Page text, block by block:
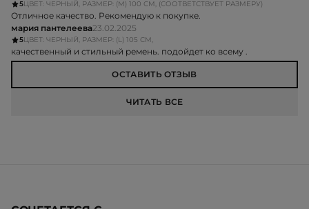
5ЦВЕТ: ЧЕРНЫЙ, РАЗМЕР: (M) 100 СМ, (СООТВЕТСТВУЕТ РАЗМЕРУ)
Отличное качество. Рекомендую к покупке.
мария пантелеева23.02.2025
5ЦВЕТ: ЧЕРНЫЙ, РАЗМЕР: (L) 105 СМ,
качественный и стильный ремень. подойдет ко всему .
ОСТАВИТЬ ОТЗЫВ
ЧИТАТЬ ВСЕ